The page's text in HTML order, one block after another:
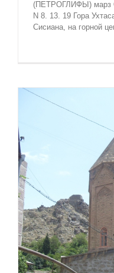
(ПЕТРОГЛИФЫ) марз
N 8. 13. 19 Гора
Сисиана, на горной